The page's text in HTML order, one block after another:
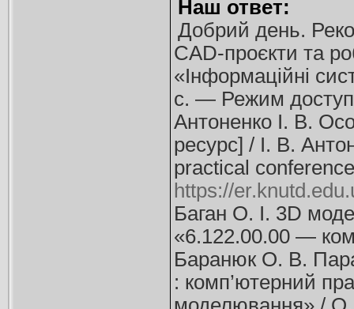
Наш ответ:
Добрий день.
CAD-проєкти та
«Інформаційні
с. — Режим
Антоненко І. В.
ресурс] / І. В.
practical
https://
Баган О. І. 3D
«6.122.00.00 —
Баранюк О. В.
: комп’ютерний